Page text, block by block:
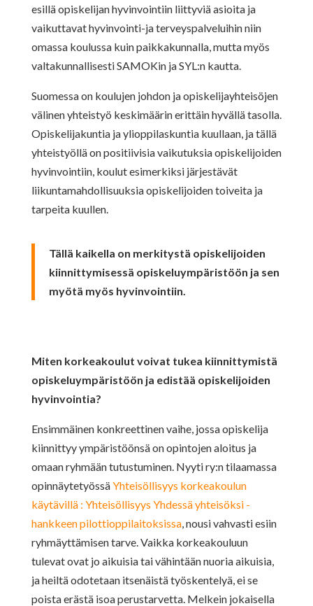
esillä opiskelijan hyvinvointiin liittyviä asioita ja
vaikuttavat hyvinvointi-ja terveyspalveluihin niin
omassa koulussa kuin paikkakunnalla, mutta myös
valtakunnallisesti SAMOKin ja SYL:n kautta.
Suomessa on koulujen johdon ja opiskelijayhteisöjen
välinen yhteistyö keskimäärin erittäin hyvällä tasolla.
Opiskelijakuntia ja ylioppilaskuntia kuullaan, ja tällä
yhteistyöllä on positiivisia vaikutuksia opiskelijoiden
hyvinvointiin, koulut esimerkiksi järjestävät
liikuntamahdollisuuksia opiskelijoiden toiveita ja
tarpeita kuullen.
Tällä kaikella on merkitystä opiskelijoiden
kiinnittymisessä opiskeluympäristöön ja sen
myötä myös hyvinvointiin.
Miten korkeakoulut voivat tukea kiinnittymistä
opiskeluympäristöön ja edistää opiskelijoiden
hyvinvointia?
Ensimmäinen konkreettinen vaihe, jossa opiskelija
kiinnittyy ympäristöönsä on opintojen aloitus ja
omaan ryhmään tutustuminen. Nyyti ry:n tilaamassa
opinnäytetyössäYhteisöllisyys korkeakoulun
käytävillä : Yhteisöllisyys Yhdessä yhteisöksi -
hankkeen pilottioppilaitoksissa, nousi vahvasti esiin
ryhmäyttämisen tarve. Vaikka korkeakouluun
tulevat ovat jo aikuisia tai vähintään nuoria aikuisia,
ja heiltä odotetaan itsenäistä työskentelyä, ei se
poista erästä isoa perustarvetta. Melkein jokaisella